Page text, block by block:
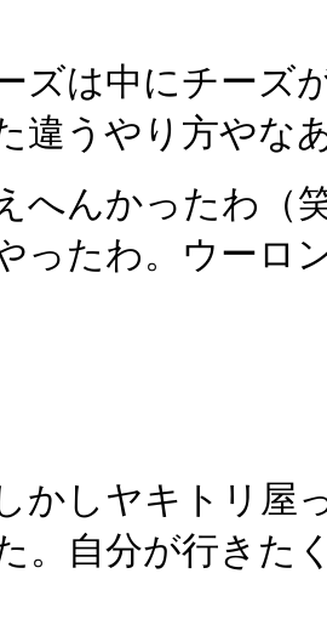
ズは中にチー
違うやり方やな
へんかったわ（
ったわ。ウーロ
かしヤキトリ屋
。自分が行きた